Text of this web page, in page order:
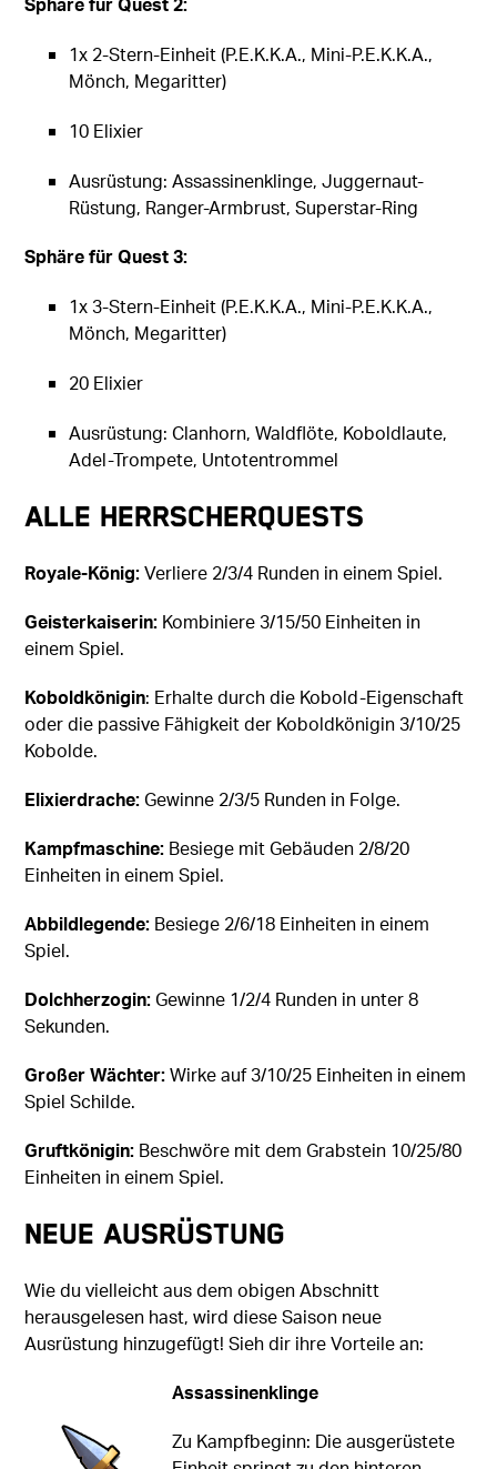
1x 2-Stern-Einheit (P.E.K.K.A., Mini-P.E.K.K.A.,
Mönch, Megaritter)
10 Elixier
Ausrüstung: Assassinenklinge, Juggernaut-
Rüstung, Ranger-Armbrust, Superstar-Ring
Sphäre für Quest 3:
1x 3-Stern-Einheit (P.E.K.K.A., Mini-P.E.K.K.A.,
Mönch, Megaritter)
20 Elixier
Ausrüstung: Clanhorn, Waldflöte, Koboldlaute,
Adel-Trompete, Untotentrommel
Alle Herrscherquests
Royale-König:Verliere 2/3/4 Runden in einem Spiel.
Geisterkaiserin: Kombiniere 3/15/50 Einheiten in
einem Spiel.
Koboldkönigin: Erhalte durch die Kobold-Eigenschaft
oder die passive Fähigkeit der Koboldkönigin 3/10/25
Kobolde.
Elixierdrache:Gewinne 2/3/5 Runden in Folge.
Kampfmaschine: Besiege mit Gebäuden 2/8/20
Einheiten in einem Spiel.
Abbildlegende: Besiege 2/6/18 Einheiten in einem
Spiel.
Dolchherzogin:Gewinne 1/2/4 Runden in unter 8
Sekunden.
Großer Wächter:Wirke auf 3/10/25 Einheiten in einem
Spiel Schilde.
Gruftkönigin: Beschwöre mit dem Grabstein 10/25/80
Einheiten in einem Spiel.
Neue Ausrüstung
Wie du vielleicht aus dem obigen Abschnitt
herausgelesen hast, wird diese Saison neue
Ausrüstung hinzugefügt! Sieh dir ihre Vorteile an:
Assassinenklinge
Zu Kampfbeginn: Die ausgerüstete